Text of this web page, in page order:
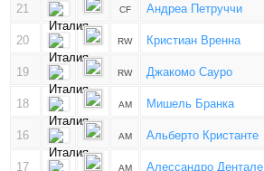
21 CF Андреа Петруччи
20 RW Кристиан Вренна
19 RW Джакомо Сауро
18 AM Мишель Бранка
16 AM Альберто Кристанте
17 AM Алессандро Дентале